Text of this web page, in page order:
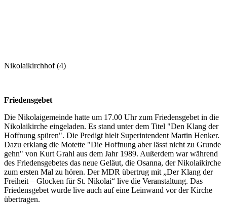
Nikolaikirchhof (4)
Friedensgebet
Die Nikolaigemeinde hatte um 17.00 Uhr zum Friedensgebet in die
Nikolaikirche eingeladen. Es stand unter dem Titel "Den Klang der
Hoffnung spüren". Die Predigt hielt Superintendent Martin Henker.
Dazu erklang die Motette "Die Hoffnung aber lässt nicht zu Grunde
gehn" von Kurt Grahl aus dem Jahr 1989. Außerdem war während
des Friedensgebetes das neue Geläut, die Osanna, der Nikolaikirche
zum ersten Mal zu hören. Der MDR übertrug mit „Der Klang der
Freiheit – Glocken für St. Nikolai“ live die Veranstaltung. Das
Friedensgebet wurde live auch auf eine Leinwand vor der Kirche
übertragen.